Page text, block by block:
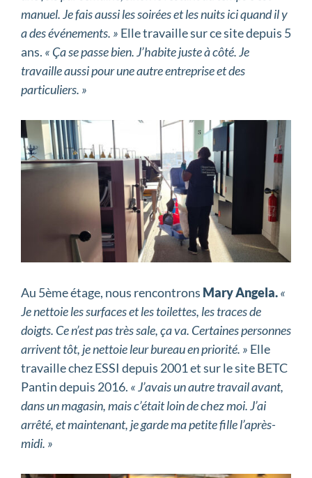
manuel. Je fais aussi les soirées et les nuits ici quand il y
a des événements. » Elle travaille sur ce site depuis 5
ans. « Ça se passe bien. J’habite juste à côté. Je
travaille aussi pour une autre entreprise et des
particuliers. »
Au 5ème étage, nous rencontrons Mary Angela.«
Je nettoie les surfaces et les toilettes, les traces de
doigts. Ce n’est pas très sale, ça va. Certaines personnes
arrivent tôt, je nettoie leur bureau en priorité. » Elle
travaille chez ESSI depuis 2001 et sur le site BETC
Pantin depuis 2016. « J’avais un autre travail avant,
dans un magasin, mais c’était loin de chez moi. J’ai
arrêté, et maintenant, je garde ma petite fille l’après-
midi. »